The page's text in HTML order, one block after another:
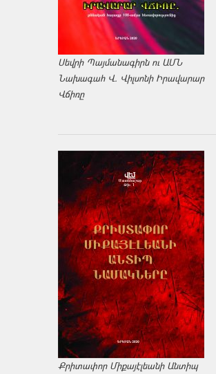
Սեվրի Պայմանագիրն ու ԱՄՆ
Նախագահ Վ. Վիլսոնի Իրավարար
Վճիռը
Քրիտափոր Միքայէլեանի Անտիպ